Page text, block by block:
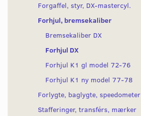
Forgaffel, styr, DX-mastercyl.
Forhjul, bremsekaliber
Bremsekaliber DX
Forhjul DX
Forhjul K1 gl model 72-76
Forhjul K1 ny model 77-78
Forlygte, baglygte, speedometer
Stafferinger, transférs, mærker